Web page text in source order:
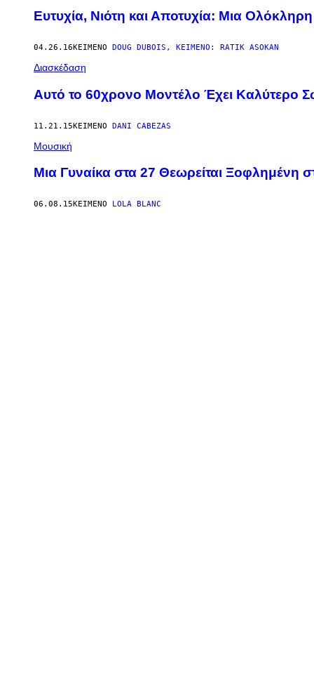
Ευτυχία, Νιότη και Αποτυχία: Μια
04.26.16ΚΕΊΜΕΝΟ DOUG DUΒOIS, ΚΕΊΜΕΝΟ: RATIK ASOKAN
Διασκέδαση
Αυτό το 60χρονο Mοντέλο Έχει Καλύτερο
11.21.15ΚΕΊΜΕΝΟ DANI CABEZAS
Μουσική
Μια Γυναίκα στα 27 Θεωρείται Ξοφλημένη
06.08.15ΚΕΊΜΕΝΟ LOLA BLANC